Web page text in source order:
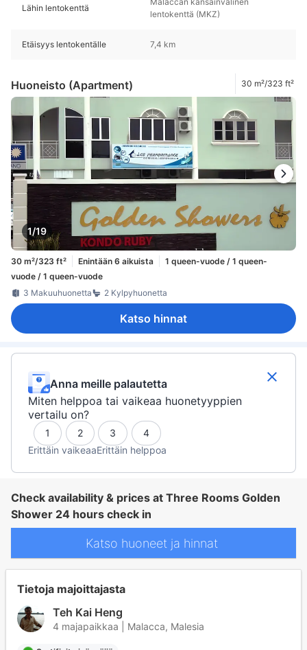
Lähin lentokenttä
lentokenttä (MKZ)
Etäisyys lentokentälle 7,4 km
Huoneisto (Apartment) 30 m²/323 ft²
1/19
30 m²/323 ft² Enintään 6 aikuista
1 queen-vuode / 1 queen-
vuode / 1 queen-vuode
3 Makuuhuonetta
2 Kylpyhuonetta
Katso hinnat
Anna meille palautetta
Miten helppoa tai vaikeaa huonetyyppien
vertailu on?
1 2 3
4
Erittäin vaikeaaErittäin helppoa
Check availability & prices at Three Rooms Golden
Shower 24 hours check in
Katso huoneet ja hinnat
Tietoja majoittajasta
Teh Kai Heng
4 majapaikkaa | Malacca, Malesia